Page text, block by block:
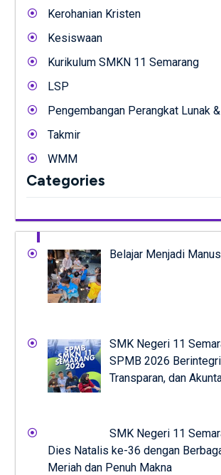
Kerohanian Kristen
Kesiswaan
Kurikulum SMKN 11 Semarang
LSP
Pengembangan Perangkat Lunak
Takmir
WMM
Categories
Belajar Menjadi
SMK Negeri 11
SPMB 2026
Transparan, dan
SMK Negeri 11
Dies Natalis ke-36 dengan
Meriah dan Penuh Makna